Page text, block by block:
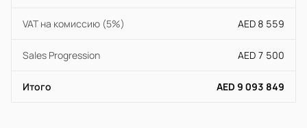
VAT на комиссию (5%) AED 8 559
Sales Progression AED 7 500
Итого AED 9 093 849